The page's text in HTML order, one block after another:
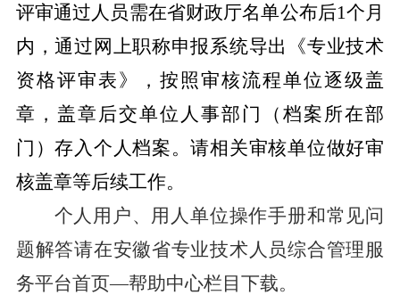
评审通过人员需在省财政厅名单公布后1个月
内，通过网上职称申报系统导出《专业技术
资格评审表》，按照审核流程单位逐级盖
章，盖章后交单位人事部门（档案所在部
门）存入个人档案。请相关审核单位做好审
核盖章等后续工作。
个人用户、用人单位操作手册和常见问
题解答请在安徽省专业技术人员综合管理服
务平台首页—帮助中心栏目下载。